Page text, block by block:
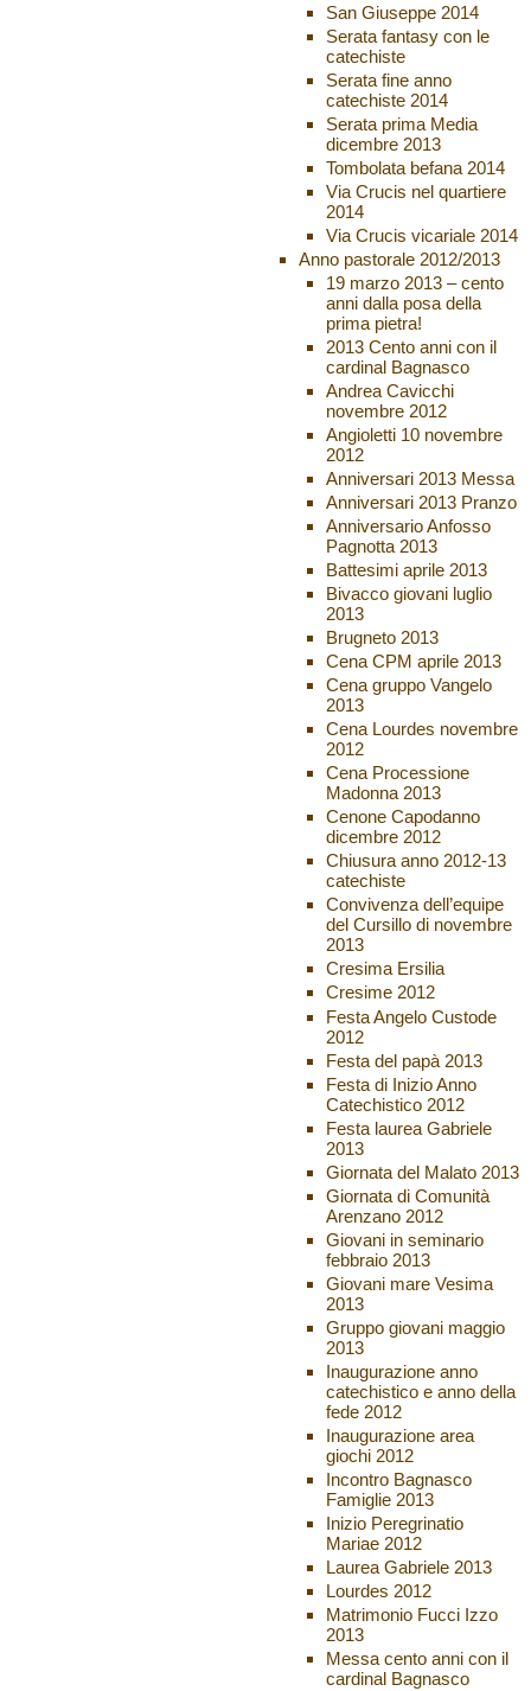
San Giuseppe 2014
Serata fantasy con le
catechiste
Serata fine anno
catechiste 2014
Serata prima Media
dicembre 2013
Tombolata befana 2014
Via Crucis nel quartiere
2014
Via Crucis vicariale 2014
Anno pastorale 2012/2013
19 marzo 2013 – cento
anni dalla posa della
prima pietra!
2013 Cento anni con il
cardinal Bagnasco
Andrea Cavicchi
novembre 2012
Angioletti 10 novembre
2012
Anniversari 2013 Messa
Anniversari 2013 Pranzo
Anniversario Anfosso
Pagnotta 2013
Battesimi aprile 2013
Bivacco giovani luglio
2013
Brugneto 2013
Cena CPM aprile 2013
Cena gruppo Vangelo
2013
Cena Lourdes novembre
2012
Cena Processione
Madonna 2013
Cenone Capodanno
dicembre 2012
Chiusura anno 2012-13
catechiste
Convivenza dell’equipe
del Cursillo di novembre
2013
Cresima Ersilia
Cresime 2012
Festa Angelo Custode
2012
Festa del papà 2013
Festa di Inizio Anno
Catechistico 2012
Festa laurea Gabriele
2013
Giornata del Malato 2013
Giornata di Comunità
Arenzano 2012
Giovani in seminario
febbraio 2013
Giovani mare Vesima
2013
Gruppo giovani maggio
2013
Inaugurazione anno
catechistico e anno della
fede 2012
Inaugurazione area
giochi 2012
Incontro Bagnasco
Famiglie 2013
Inizio Peregrinatio
Mariae 2012
Laurea Gabriele 2013
Lourdes 2012
Matrimonio Fucci Izzo
2013
Messa cento anni con il
cardinal Bagnasco